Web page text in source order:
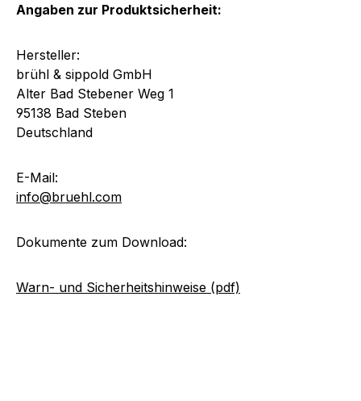
Angaben zur Produktsicherheit:
Hersteller:
brühl & sippold GmbH
Alter Bad Stebener Weg 1
95138 Bad Steben
Deutschland
E-Mail:
info@bruehl.com
Dokumente zum Download:
Warn- und Sicherheitshinweise (pdf)